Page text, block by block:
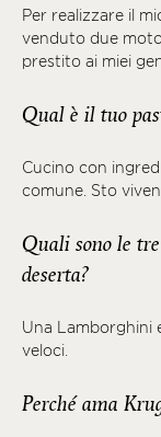
Per realizzare il
venduto due
prestito ai miei
Qual è il tuo
Cucino con
comune. Sto
Quali sono le tre
deserta?
Una Lamborghini
veloci.
Perché ama